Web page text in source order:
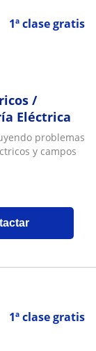
1ª clase gratis
/
Eléctrica
problemas
y campos
1ª clase gratis